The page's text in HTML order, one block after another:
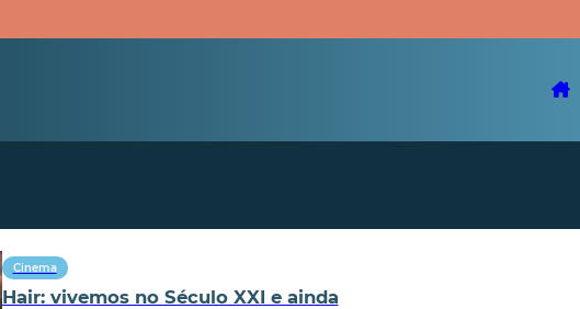
Cinema
Hair: vivemos no Século XXI e ainda